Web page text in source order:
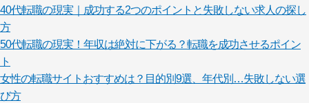
40代転職の現実｜成功する2つのポイントと失敗しない求人の探し
方
50代転職の現実！年収は絶対に下がる？転職を成功させるポイン
ト
女性の転職サイトおすすめは？目的別9選、年代別…失敗しない選
び方